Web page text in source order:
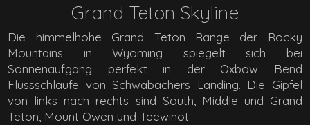
Grand Teton Skyline
Die himmelhohe Grand Teton Range der Rocky
Mountains in Wyoming spiegelt sich bei
Sonnenaufgang perfekt in der Oxbow Bend
Flussschlaufe von Schwabachers Landing. Die Gipfel
von links nach rechts sind South, Middle und Grand
Teton, Mount Owen und Teewinot.